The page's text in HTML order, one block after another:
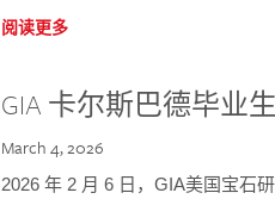
阅读更多
GIA 卡尔斯巴德毕业
March 4, 2026
2026 年 2 月 6 日，GIA美国宝石